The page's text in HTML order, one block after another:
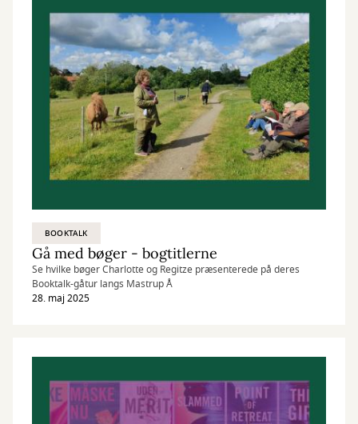
BOOKTALK
Gå med bøger - bogtitlerne
Se hvilke bøger Charlotte og Regitze præsenterede på deres
Booktalk-gåtur langs Mastrup Å
28. maj 2025